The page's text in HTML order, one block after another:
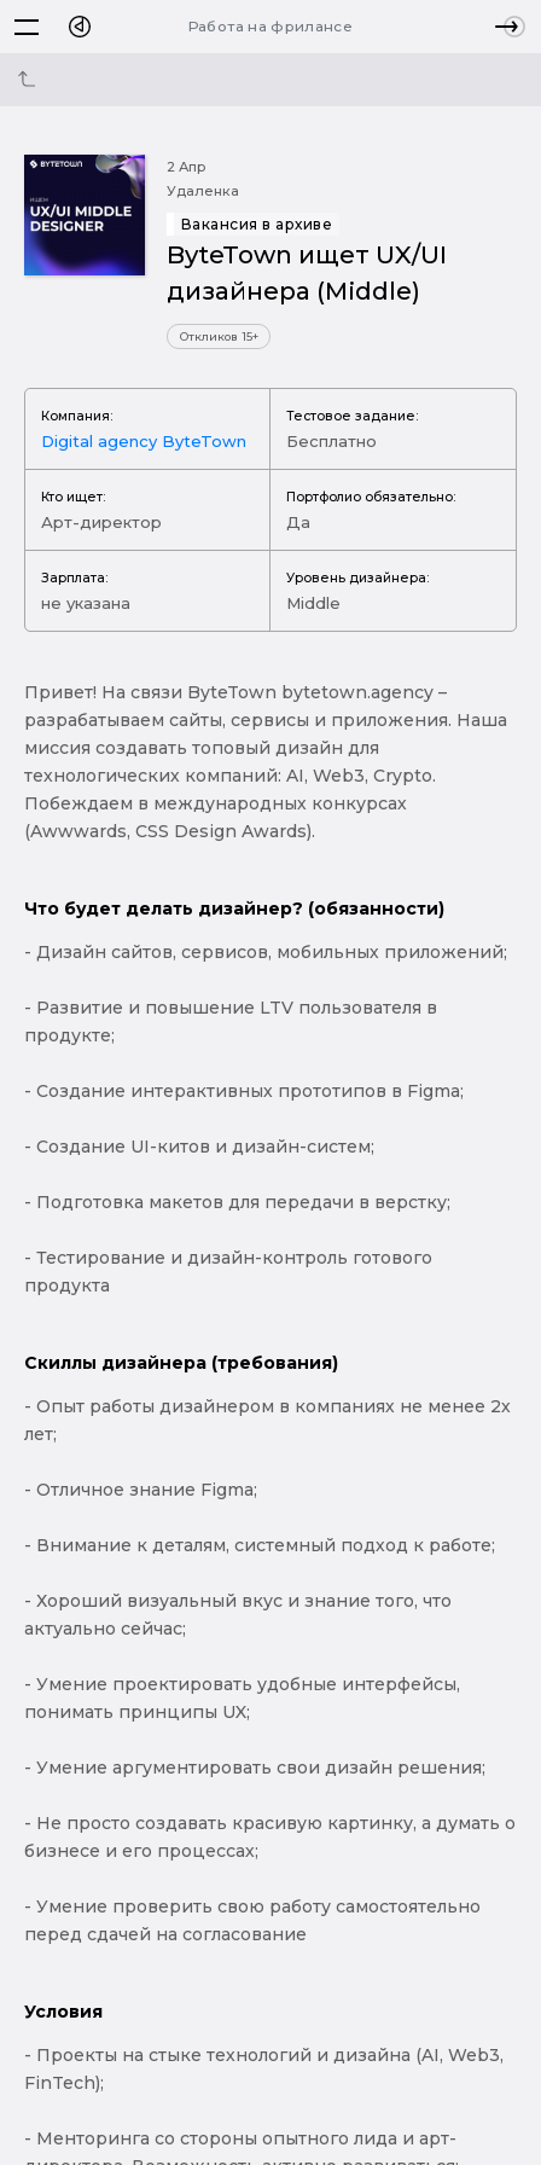
Работа на фрилансе
2 Апр
Удаленка
Вакансия в архиве
ByteTown ищет UX/UI
дизайнера (Middle)
Откликов 15+
Компания:
Digital agency ByteTown
Тестовое задание:
Бесплатно
Кто ищет:
Арт-директор
Портфолио обязательно:
Да
Зарплата:
не указана
Уровень дизайнера:
Middle
Привет! На связи ByteTown bytetown.agency –
разрабатываем сайты, сервисы и приложения. Наша
миссия создавать топовый дизайн для
технологических компаний: AI, Web3, Crypto.
Побеждаем в международных конкурсах
(Awwwards, CSS Design Awards).
Что будет делать дизайнер? (обязанности)
- Дизайн сайтов, сервисов, мобильных приложений;
- Развитие и повышение LTV пользователя в
продукте;
- Создание интерактивных прототипов в Figma;
- Создание UI-китов и дизайн-систем;
- Подготовка макетов для передачи в верстку;
- Тестирование и дизайн-контроль готового
продукта
Скиллы дизайнера (требования)
- Опыт работы дизайнером в компаниях не менее 2х
лет;
- Отличное знание Figma;
- Внимание к деталям, системный подход к работе;
- Хороший визуальный вкус и знание того, что
актуально сейчас;
- Умение проектировать удобные интерфейсы,
понимать принципы UX;
- Умение аргументировать свои дизайн решения;
- Не просто создавать красивую картинку, а думать о
бизнесе и его процессах;
- Умение проверить свою работу самостоятельно
перед сдачей на согласование
Условия
- Проекты на стыке технологий и дизайна (AI, Web3,
FinTech);
- Менторинга со стороны опытного лида и арт-